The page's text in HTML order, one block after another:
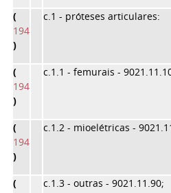
(
194
)
c.1 - próteses articulares:
(
194
)
c.1.1 - femurais -
(
194
)
c.1.2 - mioelétricas -
(
c.1.3 - outras - 9021.11.90;